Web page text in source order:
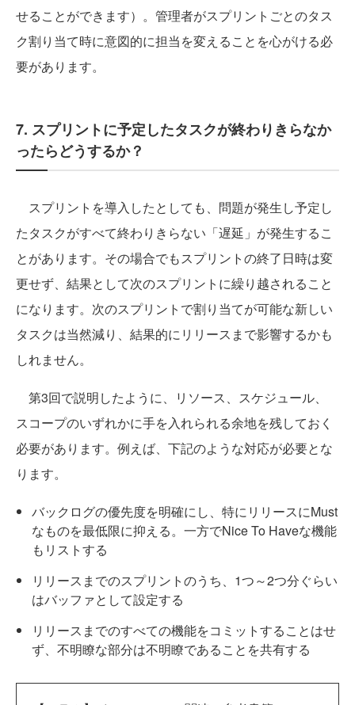
せることができます）。管理者がスプリントごとのタス
ク割り当て時に意図的に担当を変えることを心がける必
要があります。
7. スプリントに予定したタスクが終わりきらなか
ったらどうするか？
スプリントを導入したとしても、問題が発生し予定し
たタスクがすべて終わりきらない「遅延」が発生するこ
とがあります。その場合でもスプリントの終了日時は変
更せず、結果として次のスプリントに繰り越されること
になります。次のスプリントで割り当てが可能な新しい
タスクは当然減り、結果的にリリースまで影響するかも
しれません。
第3回で説明したように、リソース、スケジュール、
スコープのいずれかに手を入れられる余地を残しておく
必要があります。例えば、下記のような対応が必要とな
ります。
バックログの優先度を明確にし、特にリリースにMust
なものを最低限に抑える。一方でNice To Haveな機能
もリストする
リリースまでのスプリントのうち、1つ～2つ分ぐらい
はバッファとして設定する
リリースまでのすべての機能をコミットすることはせ
ず、不明瞭な部分は不明瞭であることを共有する